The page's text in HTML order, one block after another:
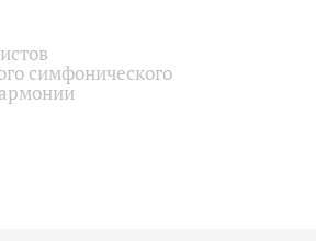
симфонического